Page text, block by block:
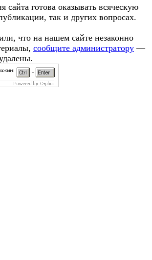
сайта готова оказывать всяческую
так и других вопросах.
что на нашем сайте незаконно
сообщите администратору —